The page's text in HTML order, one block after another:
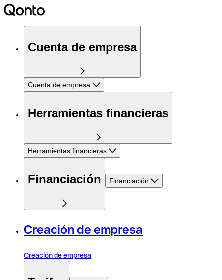
Cuenta de empresa
Cuenta de empresa
Herramientas financieras
Herramientas financieras
Financiación Financiación
Creación de empresa
Creación de empresa